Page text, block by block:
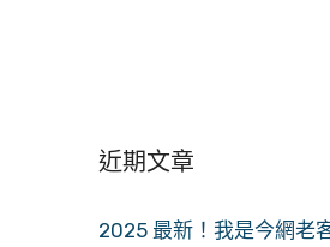
近期文章
2025 最新！我是今網老